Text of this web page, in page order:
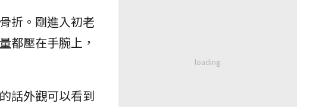
折。剛進入初老
都壓在手腕上，
話外觀可以看到